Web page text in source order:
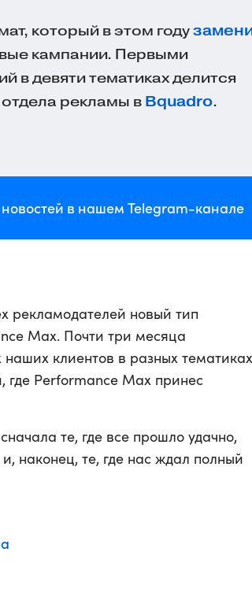
который в этом году
кампании. Первыми
в девяти тематиках делится
рекламы в Bquadro.
в нашем Telegram-канале
рекламодателей новый тип
Max. Почти три месяца
клиентов в разных тематиках
где Performance Max принес
те, где все прошло удачно,
наконец, те, где нас ждал полный